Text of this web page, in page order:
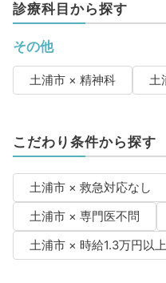
診療科目から探す
その他
土浦市 × 精神科 土
こだわり条件から探す
土浦市 × 救急対応なし
土浦市 × 専門医不問
土浦市 × 時給1.3万円以上